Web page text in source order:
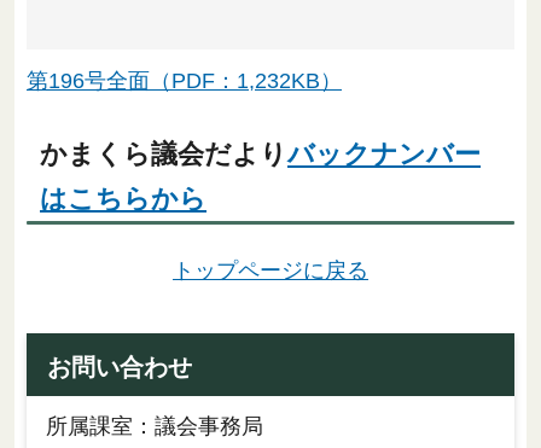
第196号全面（PDF：1,232KB）
かまくら議会だよりバックナンバー
はこちらから
トップページに戻る
お問い合わせ
所属課室：議会事務局